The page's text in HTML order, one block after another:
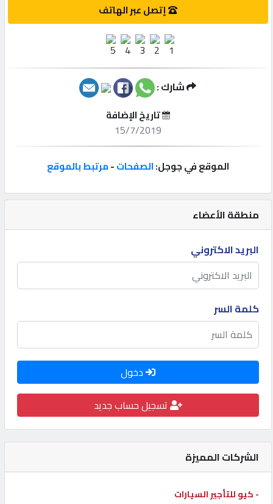
إتصل
إعلانات
المنتدى
كيو
مزاد
كيو
نمبر
كارز
كيو
ماركت
منطقة الأعضاء
البريد الاكتروني
كلمة السر
دخول
تسجيل حساب جديد
الشركات المميزة
- كيو للتأجير السيارات
إتصل عبر الهاتف
شارك :
تاريخ الإضافة
15/7/2019
الموقع في جوجل:الصفحات-مرتبط بالموقع